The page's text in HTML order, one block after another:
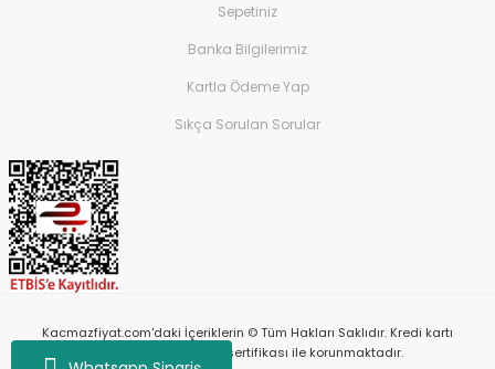
Sepetiniz
Banka Bilgilerimiz
Kartla Ödeme Yap
Sıkça Sorulan Sorular
Kacmazfiyat.com'daki İçeriklerin © Tüm Hakları Saklıdır. Kredi kartı
bilgileriniz 256bit SSL sertifikası ile korunmaktadır.